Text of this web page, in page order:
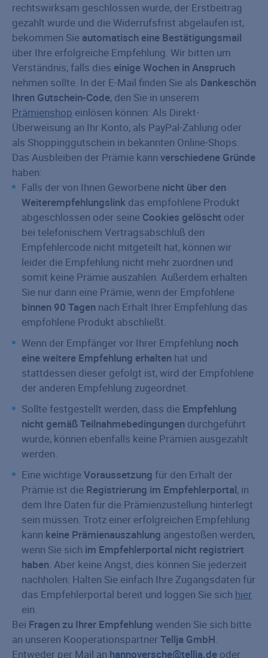
rechtswirksam geschlossen wurde, der Erstbeitrag
gezahlt wurde und die Widerrufsfrist abgelaufen ist,
bekommen Sie automatisch eine Bestätigungsmail
über Ihre erfolgreiche Empfehlung. Wir bitten um
Verständnis, falls dies einige Wochen in Anspruch
nehmen sollte. In der E-Mail finden Sie als Dankeschön
Ihren Gutschein-Code, den Sie in unserem
Prämienshop einlösen können: Als Direkt-
Überweisung an Ihr Konto, als PayPal-Zahlung oder
als Shoppinggutschein in bekannten Online-Shops.
Das Ausbleiben der Prämie kann verschiedene Gründe
haben:
Falls der von Ihnen Geworbene nicht über den
Weiterempfehlungslink das empfohlene Produkt
abgeschlossen oder seine Cookies gelöscht oder
bei telefonischem Vertragsabschluß den
Empfehlercode nicht mitgeteilt hat, können wir
leider die Empfehlung nicht mehr zuordnen und
somit keine Prämie auszahlen. Außerdem erhalten
Sie nur dann eine Prämie, wenn der Empfohlene
binnen 90 Tagen nach Erhalt Ihrer Empfehlung das
empfohlene Produkt abschließt.
Wenn der Empfänger vor Ihrer Empfehlung noch
eine weitere Empfehlung erhalten hat und
stattdessen dieser gefolgt ist, wird der Empfohlene
der anderen Empfehlung zugeordnet.
Sollte festgestellt werden, dass die Empfehlung
nicht gemäß Teilnahmebedingungen durchgeführt
wurde, können ebenfalls keine Prämien ausgezahlt
werden.
Eine wichtige Voraussetzung für den Erhalt der
Prämie ist die Registrierung im Empfehlerportal, in
dem Ihre Daten für die Prämienzustellung hinterlegt
sein müssen. Trotz einer erfolgreichen Empfehlung
kann keine Prämienauszahlung angestoßen werden,
wenn Sie sich im Empfehlerportal nicht registriert
haben. Aber keine Angst, dies können Sie jederzeit
nachholen: Halten Sie einfach Ihre Zugangsdaten für
das Empfehlerportal bereit und loggen Sie sich hier
ein.
Bei Fragen zu Ihrer Empfehlung wenden Sie sich bitte
an unseren KooperationspartnerTellja GmbH.
Entweder per Mail an hannoversche@tellja.de oder